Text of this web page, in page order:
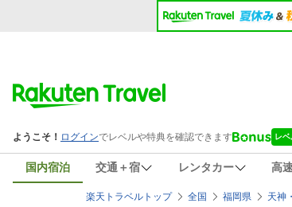
国内宿泊 交通＋宿 レンタカー 高
楽天トラベルトップ 全国 福岡県 天神